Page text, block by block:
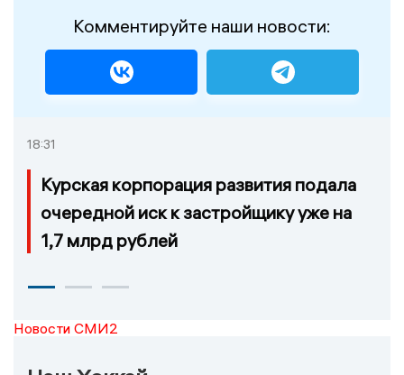
Комментируйте наши новости:
18:31
Курская корпорация развития подала
очередной иск к застройщику уже на
1,7 млрд рублей
Новости СМИ2